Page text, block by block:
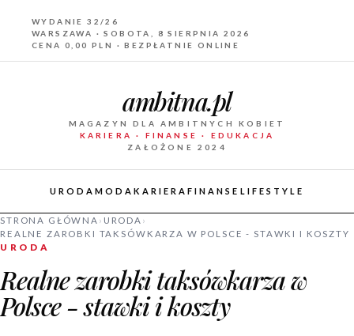
WYDANIE 32/26
WARSZAWA · SOBOTA, 8 SIERPNIA 2026
CENA 0,00 PLN · BEZPŁATNIE ONLINE
ambitna.pl
MAGAZYN DLA AMBITNYCH KOBIET
KARIERA · FINANSE · EDUKACJA
ZAŁOŻONE 2024
URODAMODAKARIERA FINANSE LIFESTYLE
STRONA GŁÓWNA › URODA ›
REALNE ZAROBKI TAKSÓWKARZA W POLSCE - STAWKI I KOSZTY
URODA
Realne zarobki taksówkarza w
Polsce - stawki i koszty